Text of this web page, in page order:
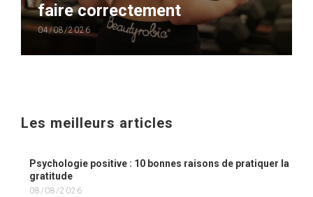
faire correctement
04/08/2026
Les meilleurs articles
Psychologie positive : 10 bonnes raisons de pratiquer la
gratitude
08/08/2026